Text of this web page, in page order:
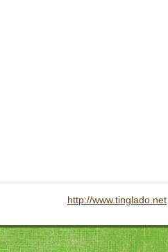
http://www.tinglado.net